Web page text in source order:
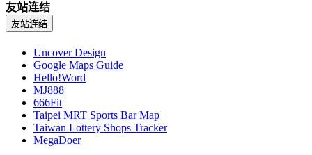
友站连结
友站连结
Uncover Design
Google Maps Guide
Hello!Word
MJ888
666Fit
Taipei MRT Sports Bar Map
Taiwan Lottery Shops Tracker
MegaDoer